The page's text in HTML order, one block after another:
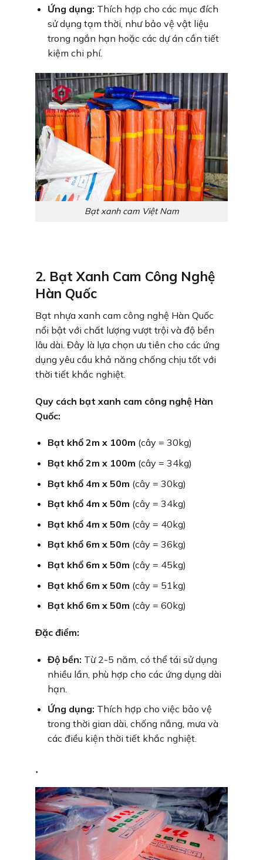
Ứng dụng: Thích hợp cho các mục đích
sử dụng tạm thời, như bảo vệ vật liệu
trong ngắn hạn hoặc các dự án cần tiết
kiệm chi phí.
Bạt xanh cam Việt Nam
2. Bạt Xanh Cam Công Nghệ
Hàn Quốc
Bạt nhựa xanh cam công nghệ Hàn Quốc
nổi bật với chất lượng vượt trội và độ bền
lâu dài. Đây là lựa chọn ưu tiên cho các ứng
dụng yêu cầu khả năng chống chịu tốt với
thời tiết khắc nghiệt.
Quy cách bạt xanh cam công nghệ Hàn
Quốc:
Bạt khổ 2m x 100m (cây = 30kg)
Bạt khổ 2m x 100m (cây = 34kg)
Bạt khổ 4m x 50m (cây = 30kg)
Bạt khổ 4m x 50m (cây = 34kg)
Bạt khổ 4m x 50m (cây = 40kg)
Bạt khổ 6m x 50m (cây = 36kg)
Bạt khổ 6m x 50m (cây = 45kg)
Bạt khổ 6m x 50m (cây = 51kg)
Bạt khổ 6m x 50m (cây = 60kg)
Đặc điểm:
Độ bền: Từ 2-5 năm, có thể tái sử dụng
nhiều lần, phù hợp cho các ứng dụng dài
hạn.
Ứng dụng: Thích hợp cho việc bảo vệ
trong thời gian dài, chống nắng, mưa và
các điều kiện thời tiết khắc nghiệt.
.